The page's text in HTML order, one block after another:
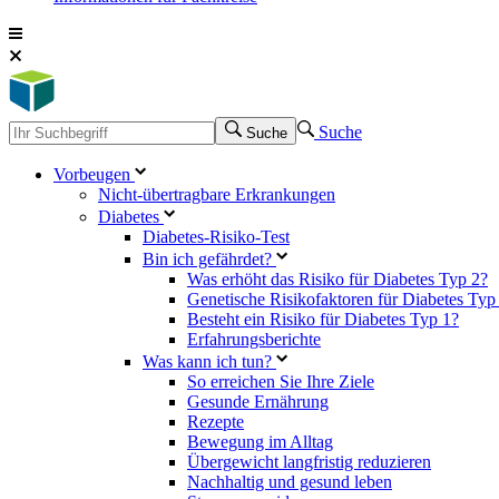
Suche Suche
Vorbeugen
Nicht-übertragbare Erkrankungen
Diabetes
Diabetes-Risiko-Test
Bin ich gefährdet?
Was erhöht das Risiko für Diabetes Typ 2?
Genetische Risikofaktoren für Diabetes Typ
Besteht ein Risiko für Diabetes Typ 1?
Erfahrungsberichte
Was kann ich tun?
So erreichen Sie Ihre Ziele
Gesunde Ernährung
Rezepte
Bewegung im Alltag
Übergewicht langfristig reduzieren
Nachhaltig und gesund leben